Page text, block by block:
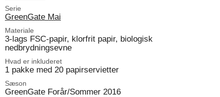
Serie
GreenGate Mai
Materiale
3-lags FSC-papir, klorfrit papir, biologisk
nedbrydningsevne
Hvad er inkluderet
1 pakke med 20 papirservietter
Sæson
GreenGate Forår/Sommer 2016